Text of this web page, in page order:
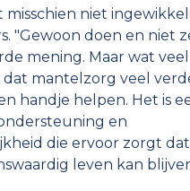
niet
"Gewoon doen en niet
mening. Maar wat
dat mantelzorg veel
handje helpen. Het is
en
die ervoor zorgt
leven kan